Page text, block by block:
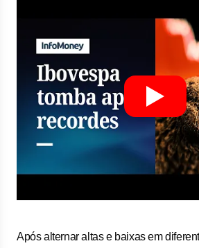
Após alternar altas e baixas em